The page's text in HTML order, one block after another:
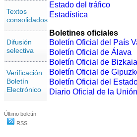
Textos
consolidados
Difusión
selectiva
Verificación
Boletín
Electrónico
Último boletín
RSS
Estado del tráfico
Estadística
Boletines oficiales
Boletín Oficial del País
Boletín Oficial de Álava
Boletín Oficial de Bizkaia
Boletín Oficial de
Boletín Oficial del
Diario Oficial de la